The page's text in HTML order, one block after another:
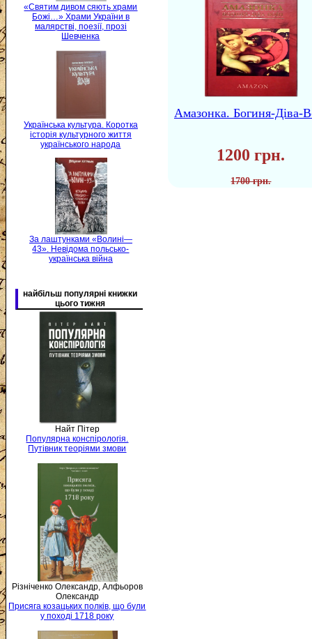
«Святим дивом сяють храми
Божі…» Храми України в
малярстві, поезії, прозі
Шевченка
Українська культура. Коротка
історія культурного життя
українського народа
За лаштунками «Волині—
43». Невідома польсько-
українська війна
найбільш популярні книжки
цього тижня
Найт Пітер
Популярна конспірологія.
Путівник теоріями змови
Різніченко Олександр, Алфьоров
Олександр
Присяга козацьких полків, що були
у поході 1718 року
Амазонка. Богиня-Діва-
1200 грн.
1700 грн.